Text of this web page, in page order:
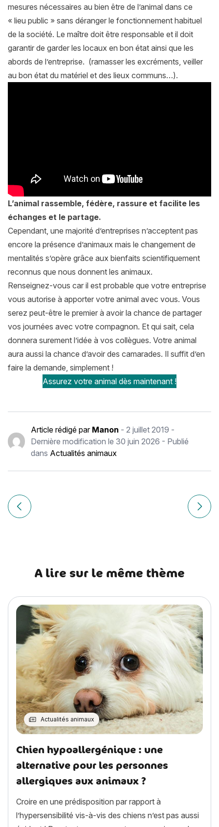
mesures nécessaires au bien être de l’animal dans ce
« lieu public » sans déranger le fonctionnement habituel
de la société. Le maître doit être responsable et il doit
garantir de garder les locaux en bon état ainsi que les
abords de l’entreprise. (ramasser les excréments, veiller
au bon état du matériel et des lieux communs…).
L’animal rassemble, fédère, rassure et facilite les
échanges et le partage.
Cependant, une majorité d’entreprises n’acceptent pas
encore la présence d’animaux mais le changement de
mentalités s’opère grâce aux bienfaits scientifiquement
reconnus que nous donnent les animaux.
Renseignez-vous car il est probable que votre entreprise
vous autorise à apporter votre animal avec vous. Vous
serez peut-être le premier à avoir la chance de partager
vos journées avec votre compagnon. Et qui sait, cela
donnera surement l’idée à vos collègues. Votre animal
aura aussi la chance d’avoir des camarades. Il suffit d’en
faire la demande, simplement !
Assurez votre animal dès maintenant !
Article rédigé par Manon -2 juillet 2019 -
Dernière modification le30 juin 2026 - Publié
dans Actualités animaux
Navigation
de
Article précédent Automne : Comment bien aborder laArticle
A lire sur le même thème
Actualités animaux
Chien hypoallergénique : une
alternative pour les personnes
allergiques aux animaux ?
Croire en une prédisposition par rapport à
l’hypersensibilité vis-à-vis des chiens n’est pas aussi